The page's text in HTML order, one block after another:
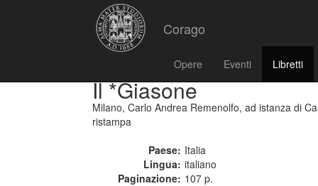
Corago
Opere Eventi Libretti
Il *Giasone
Milano, Carlo Andrea Remenolfo, ad istanza di
ristampa
Paese: Italia
Lingua: italiano
Paginazione: 107 p.